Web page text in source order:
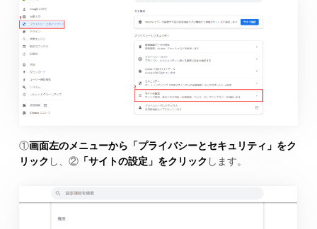
①画面左のメニューから「プライバシーとセキュリティ」をク
リック し、②「サイトの設定」をクリック します。